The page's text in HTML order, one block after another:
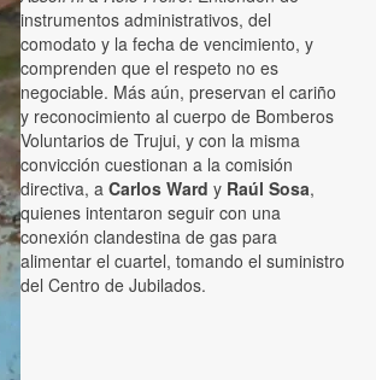
instrumentos administrativos, del
comodato y la fecha de vencimiento, y
comprenden que el respeto no es
negociable. Más aún, preservan el cariño
y reconocimiento al cuerpo de Bomberos
Voluntarios de Trujui, y con la misma
convicción cuestionan a la comisión
directiva, a Carlos Ward y Raúl Sosa,
quienes intentaron seguir con una
conexión clandestina de gas para
alimentar el cuartel, tomando el suministro
del Centro de Jubilados.